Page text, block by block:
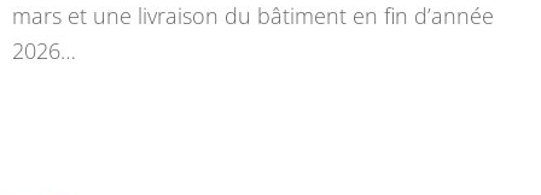
mars et une livraison du bâtiment en fin d’année
2026…